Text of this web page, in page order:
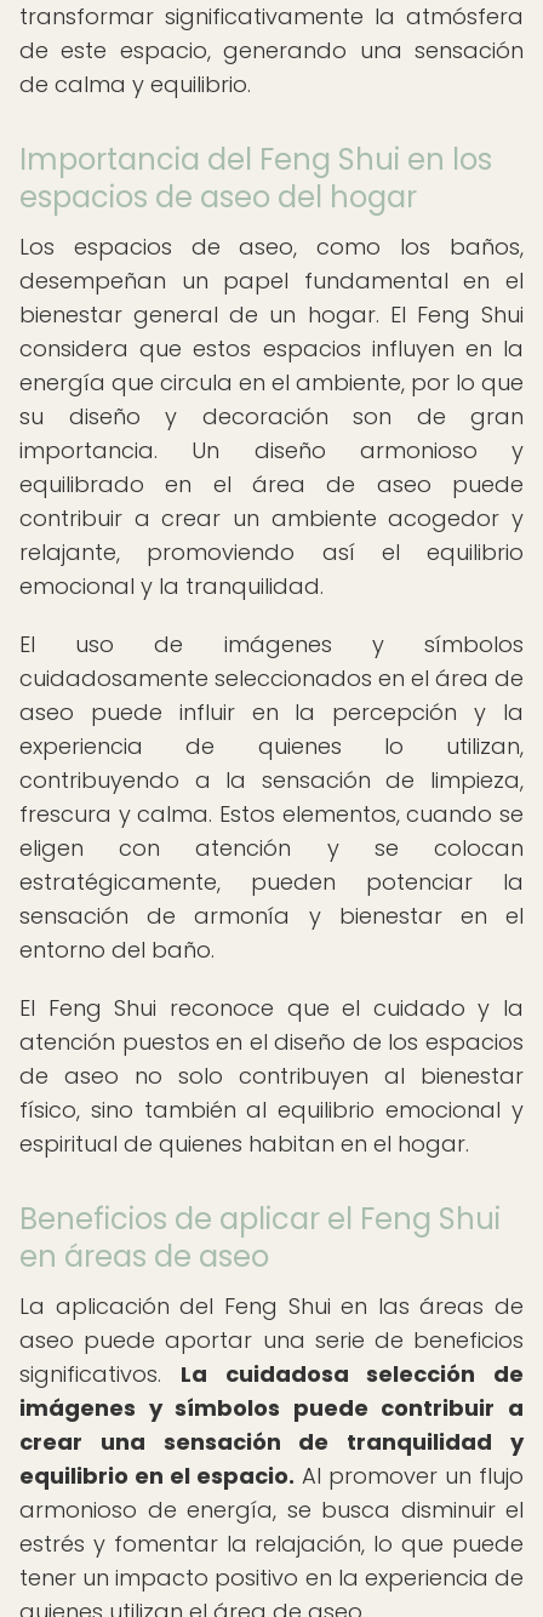
transformar significativamente la atmósfera
de este espacio, generando una sensación
de calma y equilibrio.
Importancia del Feng Shui en los
espacios de aseo del hogar
Los espacios de aseo, como los baños,
desempeñan un papel fundamental en el
bienestar general de un hogar. El Feng Shui
considera que estos espacios influyen en la
energía que circula en el ambiente, por lo que
su diseño y decoración son de gran
importancia. Un diseño armonioso y
equilibrado en el área de aseo puede
contribuir a crear un ambiente acogedor y
relajante, promoviendo así el equilibrio
emocional y la tranquilidad.
El uso de imágenes y símbolos
cuidadosamente seleccionados en el área de
aseo puede influir en la percepción y la
experiencia de quienes lo utilizan,
contribuyendo a la sensación de limpieza,
frescura y calma. Estos elementos, cuando se
eligen con atención y se colocan
estratégicamente, pueden potenciar la
sensación de armonía y bienestar en el
entorno del baño.
El Feng Shui reconoce que el cuidado y la
atención puestos en el diseño de los espacios
de aseo no solo contribuyen al bienestar
físico, sino también al equilibrio emocional y
espiritual de quienes habitan en el hogar.
Beneficios de aplicar el Feng Shui
en áreas de aseo
La aplicación del Feng Shui en las áreas de
aseo puede aportar una serie de beneficios
significativos. La cuidadosa selección de
imágenes y símbolos puede contribuir a
crear una sensación de tranquilidad y
equilibrio en el espacio. Al promover un flujo
armonioso de energía, se busca disminuir el
estrés y fomentar la relajación, lo que puede
tener un impacto positivo en la experiencia de